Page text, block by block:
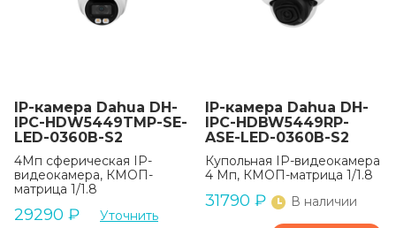
IP-камера Dahua DH-
IPC-HDW5449TMP-SE-
LED-0360B-S2
4Мп сферическая IP-
видеокамера, КМОП-
матрица 1/1.8
29290 ₽ Уточнить
IP-камера Dahua DH-
IPC-HDBW5449RP-
ASE-LED-0360B-S2
Купольная IP-видеокамера
4 Мп, КМОП-матрица 1/1.8
31790 ₽ В наличии